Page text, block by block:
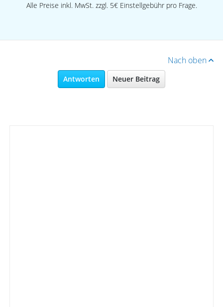
Alle Preise inkl. MwSt. zzgl. 5€ Einstellgebühr pro Frage.
Nach oben
Antworten Neuer Beitrag